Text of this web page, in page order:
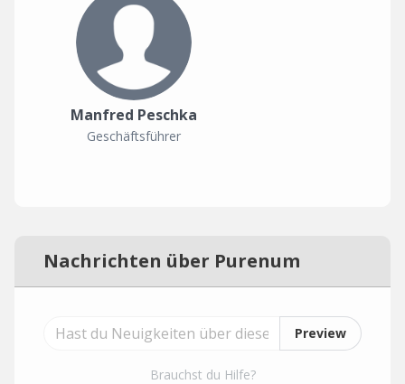
Manfred Peschka
Geschäftsführer
Nachrichten über Purenum
Preview
Brauchst du Hilfe?